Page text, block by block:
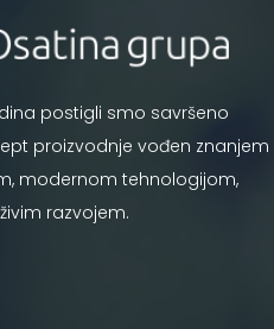
postigli smo savršeno
proizvodnje vođen znanjem
modernom tehnologijom,
razvojem.